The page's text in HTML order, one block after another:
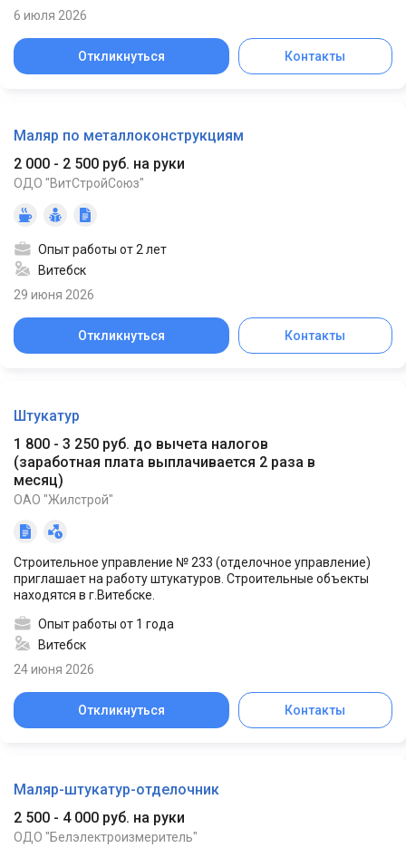
6 июля 2026
Откликнуться Контакты
Маляр по металлоконструкциям
2 000 - 2 500 руб. на руки
ОДО "ВитСтройСоюз"
Опыт работы от 2 лет
Витебск
29 июня 2026
Откликнуться Контакты
Штукатур
1 800 - 3 250 руб. до вычета налогов
(заработная плата выплачивается 2 раза в
месяц)
ОАО "Жилстрой"
Строительное управление № 233 (отделочное управление)
приглашает на работу штукатуров. Строительные объекты
находятся в г.Витебске.
Опыт работы от 1 года
Витебск
24 июня 2026
Откликнуться Контакты
Маляр-штукатур-отделочник
2 500 - 4 000 руб. на руки
ОДО "Белэлектроизмеритель"